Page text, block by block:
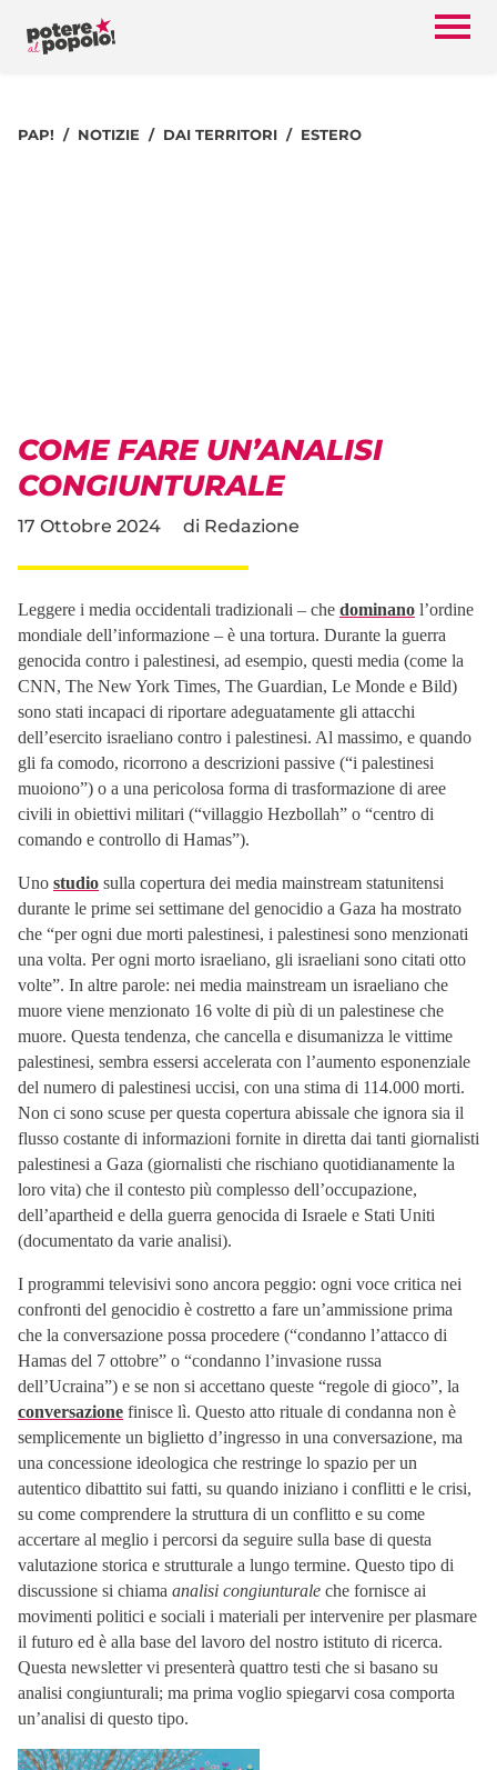
PAP! NOTIZIE DAI TERRITORI ESTERO
COME FARE UN’ANALISI
CONGIUNTURALE
17 Ottobre 2024 di Redazione
Leggere i media occidentali tradizionali – che dominano l’ordine
mondiale dell’informazione – è una tortura. Durante la guerra
genocida contro i palestinesi, ad esempio, questi media (come la
CNN, The New York Times, The Guardian, Le Monde e Bild)
sono stati incapaci di riportare adeguatamente gli attacchi
dell’esercito israeliano contro i palestinesi. Al massimo, e quando
gli fa comodo, ricorrono a descrizioni passive (“i palestinesi
muoiono”) o a una pericolosa forma di trasformazione di aree
civili in obiettivi militari (“villaggio Hezbollah” o “centro di
comando e controllo di Hamas”).
Uno studio sulla copertura dei media mainstream statunitensi
durante le prime sei settimane del genocidio a Gaza ha mostrato
che “per ogni due morti palestinesi, i palestinesi sono menzionati
una volta. Per ogni morto israeliano, gli israeliani sono citati otto
volte”. In altre parole: nei media mainstream un israeliano che
muore viene menzionato 16 volte di più di un palestinese che
muore. Questa tendenza, che cancella e disumanizza le vittime
palestinesi, sembra essersi accelerata con l’aumento esponenziale
del numero di palestinesi uccisi, con una stima di 114.000 morti.
Non ci sono scuse per questa copertura abissale che ignora sia il
flusso costante di informazioni fornite in diretta dai tanti giornalisti
palestinesi a Gaza (giornalisti che rischiano quotidianamente la
loro vita) che il contesto più complesso dell’occupazione,
dell’apartheid e della guerra genocida di Israele e Stati Uniti
(documentato da varie analisi).
I programmi televisivi sono ancora peggio: ogni voce critica nei
confronti del genocidio è costretto a fare un’ammissione prima
che la conversazione possa procedere (“condanno l’attacco di
Hamas del 7 ottobre” o “condanno l’invasione russa
dell’Ucraina”) e se non si accettano queste “regole di gioco”, la
conversazione finisce lì. Questo atto rituale di condanna non è
semplicemente un biglietto d’ingresso in una conversazione, ma
una concessione ideologica che restringe lo spazio per un
autentico dibattito sui fatti, su quando iniziano i conflitti e le crisi,
su come comprendere la struttura di un conflitto e su come
accertare al meglio i percorsi da seguire sulla base di questa
valutazione storica e strutturale a lungo termine. Questo tipo di
discussione si chiama analisi congiunturale che fornisce ai
movimenti politici e sociali i materiali per intervenire per plasmare
il futuro ed è alla base del lavoro del nostro istituto di ricerca.
Questa newsletter vi presenterà quattro testi che si basano su
analisi congiunturali; ma prima voglio spiegarvi cosa comporta
un’analisi di questo tipo.